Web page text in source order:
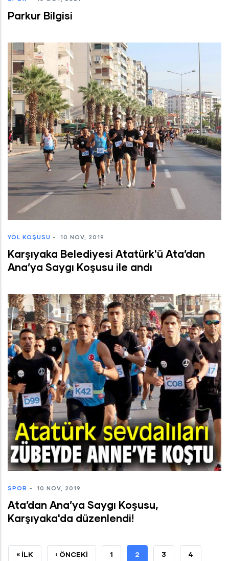
Parkur Bilgisi
YOL KOŞUSU - 10 NOV, 2019
Karşıyaka Belediyesi Atatürk'ü Ata’dan
Ana’ya Saygı Koşusu ile andı
SPOR - 10 NOV, 2019
Ata’dan Ana’ya Saygı Koşusu,
Karşıyaka'da düzenlendi!
İLK
« İLK
ÖNCEKI
‹ ÖNCEKI SAYFA
1
ŞU
2 SAYFA
3 SAYFA
4